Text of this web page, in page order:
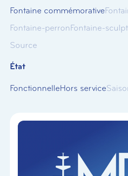
Fontaine commémorative
Fontaine-perronFontaine-
Source
État
FonctionnelleHors service